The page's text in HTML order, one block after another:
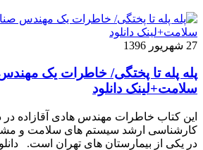
27 شهریور 1396
پله پله تا پختگی/ خاطرات یک
سلامت+لینک دانلود
این کتاب خاطرات مهندس هادی آقازاده
کارشناسی ارشد سیستم های سلامت و
در یکی از بیمارستان های تهران است.